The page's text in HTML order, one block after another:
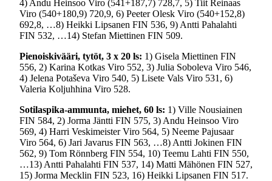
4) Andu Heinsoo Viro (541+187,7) 728,7, 5) Tiit Reinaas
Viro (540+180,9) 720,9, 6) Peeter Olesk Viro (540+152,8)
692,8, …8) Heikki Lipsanen FIN 536, 9) Antti Pahalahti
FIN 532, …14) Stefan Miettinen FIN 509.
Pienoiskivääri, tytöt, 3 x 20 ls: 1) Gisela Miettinen FIN
556, 2) Karina Kotkas Viro 552, 3) Julia Soboleva Viro 546,
4) Jelena Potaševa Viro 540, 5) Lisete Vals Viro 531, 6)
Valeria Koljuhhina Viro 528.
Sotilaspika-ammunta, miehet, 60 ls: 1) Ville Nousiainen
FIN 584, 2) Jorma Jäntti FIN 575, 3) Andu Heinsoo Viro
569, 4) Harri Veskimeister Viro 564, 5) Neeme Pajusaar
Viro 564, 6) Jari Javarus FIN 563, …8) Antti Jokinen FIN
562, 9) Tom Rönnberg FIN 554, 10) Teemu Lahti FIN 550,
…13) Antti Pahalahti FIN 537, 14) Matti Mähönen FIN 527,
15) Jorma Mecklin FIN 523, 16) Heikki Lipsanen FIN 517.